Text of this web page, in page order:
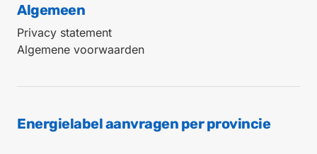
Algemeen
Privacy statement
Algemene voorwaarden
Energielabel aanvragen per provincie